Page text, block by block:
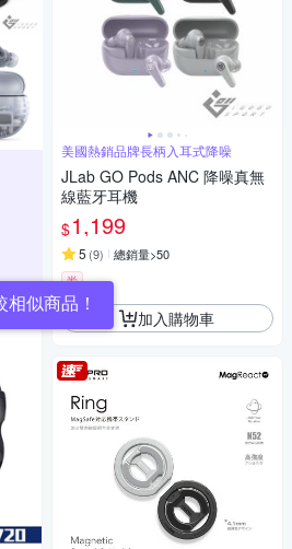
似商品！
美國熱銷品牌長柄入耳式降噪
JLab GO Pods ANC 降噪真無
線藍牙耳機
$1,199
5 (9) 總銷量>50
券
加入購物車